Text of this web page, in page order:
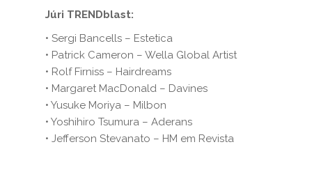
Júri TRENDblast:
• Sergi Bancells – Estetica
• Patrick Cameron – Wella Global Artist
• Rolf Firniss – Hairdreams
• Margaret MacDonald – Davines
• Yusuke Moriya – Milbon
• Yoshihiro Tsumura – Aderans
• Jefferson Stevanato – HM em Revista